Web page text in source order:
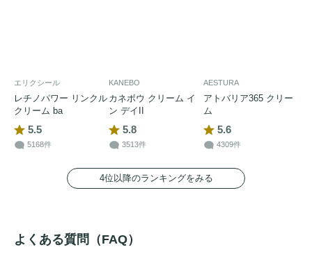
エリクシール
レチノパワー リンクル
クリーム ba
5.5
5168件
KANEBO
カネボウ クリーム イ
ン デイII
5.8
3513件
AESTURA
アトバリア365 クリー
ム
5.6
4309件
4位以降のランキングをみる
よくある質問（FAQ）